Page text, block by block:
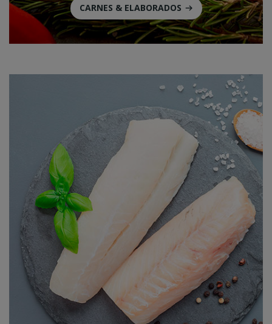
CARNES & ELABORADOS